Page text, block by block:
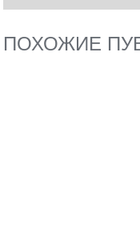
ПОХОЖИЕ